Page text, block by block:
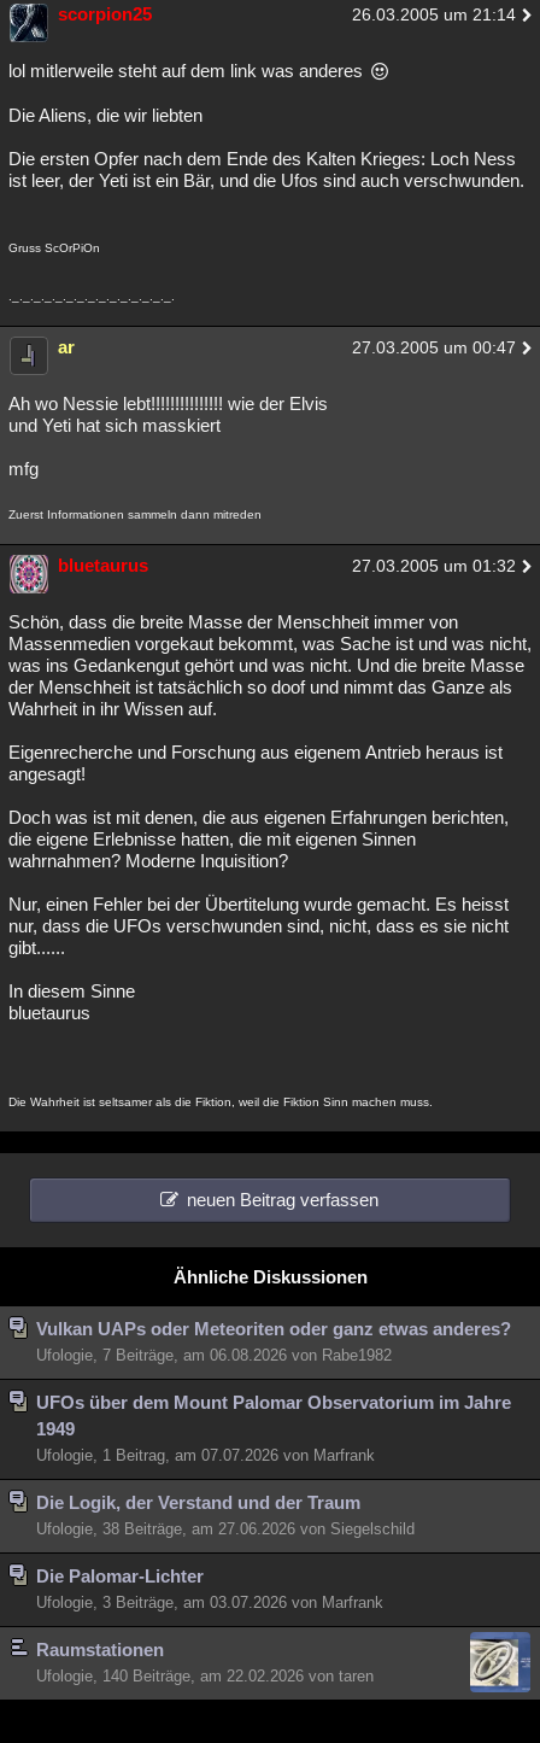
scorpion25 26.03.2005 um 21:14
lol mitlerweile steht auf dem link was anderes
Die Aliens, die wir liebten
Die ersten Opfer nach dem Ende des Kalten Krieges: Loch Ness
ist leer, der Yeti ist ein Bär, und die Ufos sind auch verschwunden.
Gruss ScOrPiOn
ar 27.03.2005 um 00:47
Ah wo Nessie lebt!!!!!!!!!!!!!!! wie der Elvis
und Yeti hat sich masskiert
mfg
Zuerst Informationen sammeln dann mitreden
bluetaurus 27.03.2005 um 01:32
Schön, dass die breite Masse der Menschheit immer von
Massenmedien vorgekaut bekommt, was Sache ist und was nicht,
was ins Gedankengut gehört und was nicht. Und die breite Masse
der Menschheit ist tatsächlich so doof und nimmt das Ganze als
Wahrheit in ihr Wissen auf.
Eigenrecherche und Forschung aus eigenem Antrieb heraus ist
angesagt!
Doch was ist mit denen, die aus eigenen Erfahrungen berichten,
die eigene Erlebnisse hatten, die mit eigenen Sinnen
wahrnahmen? Moderne Inquisition?
Nur, einen Fehler bei der Übertitelung wurde gemacht. Es heisst
nur, dass die UFOs verschwunden sind, nicht, dass es sie nicht
gibt......
In diesem Sinne
bluetaurus
Die Wahrheit ist seltsamer als die Fiktion, weil die Fiktion Sinn machen muss.
neuen Beitrag verfassen
Ähnliche Diskussionen
Vulkan UAPs oder Meteoriten oder ganz etwas anderes?
Ufologie, 7 Beiträge, am 06.08.2026 von Rabe1982
UFOs über dem Mount Palomar Observatorium im Jahre
1949
Ufologie, 1 Beitrag, am 07.07.2026 von Marfrank
Die Logik, der Verstand und der Traum
Ufologie, 38 Beiträge, am 27.06.2026 von Siegelschild
Die Palomar-Lichter
Ufologie, 3 Beiträge, am 03.07.2026 von Marfrank
Raumstationen
Ufologie, 140 Beiträge, am 22.02.2026 von taren